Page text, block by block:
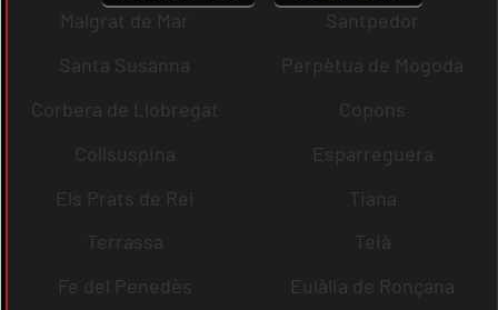
Malgrat de Mar
Santpedor
Santa Susanna
Perpètua de Mogoda
Corbera de Llobregat
Copons
Collsuspina
Esparreguera
Els Prats de Rei
Tiana
Terrassa
Teià
Fe del Penedès
Eulàlia de Ronçana